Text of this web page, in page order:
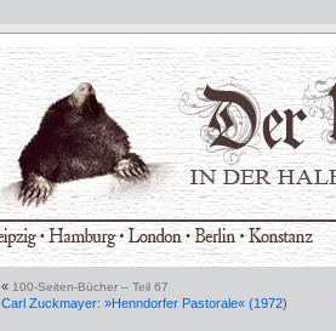
« 100-Seiten-Bücher – Teil 67
Carl Zuckmayer: »Henndorfer Pastorale« (1972)